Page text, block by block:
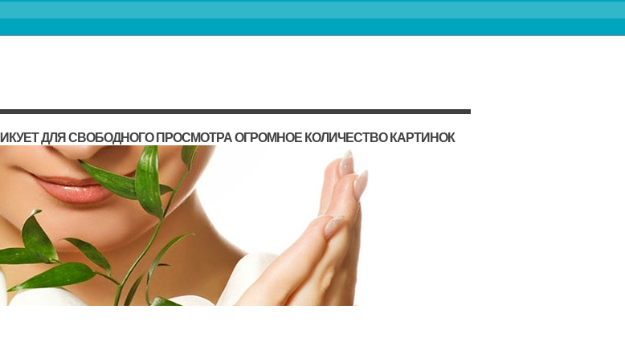
ДЛЯ СВОБОДНОГО ПРОСМОТРА ОГРОМНОЕ КОЛИЧЕСТВО КАРТИНОК